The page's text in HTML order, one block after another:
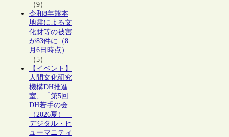
（9）
令和8年熊本
地震による文
化財等の被害
が83件に（8
月6日時点）
（5）
【イベント】
人間文化研究
機構DH推進
室、「第5回
DH若手の会
（2026夏）―
デジタル・ヒ
ューマニティ